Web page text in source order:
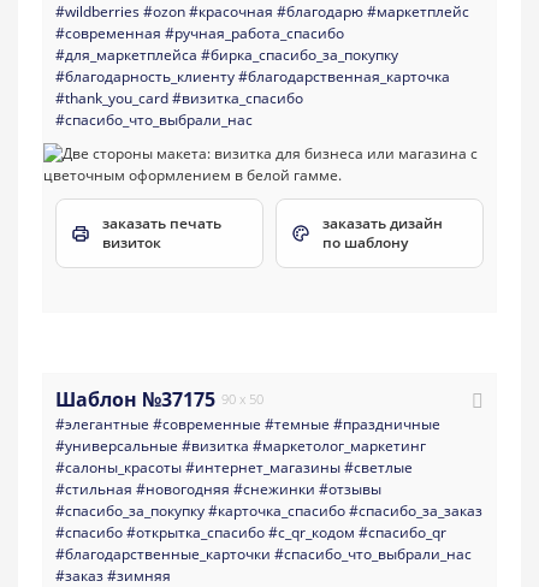
#wildberries#ozon#красочная #благодарю#маркетплейс
#современная #ручная_работа_спасибо
#для_маркетплейса #бирка_спасибо_за_покупку
#благодарность_клиенту#благодарственная_карточка
#thank_you_card#визитка_спасибо
#спасибо_что_выбрали_нас
заказать печать
визиток
заказать дизайн
по шаблону
Шаблон №37175 90 x 50
#элегантные #современные #темные #праздничные
#универсальные #визитка #маркетолог_маркетинг
#салоны_красоты#интернет_магазины#светлые
#стильная #новогодняя #снежинки #отзывы
#спасибо_за_покупку#карточка_спасибо#спасибо_за_заказ
#спасибо#открытка_спасибо#с_qr_кодом #спасибо_qr
#благодарственные_карточки #спасибо_что_выбрали_нас
#заказ#зимняя